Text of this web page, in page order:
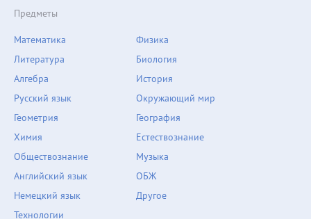
Предметы
Математика
Литература
Алгебра
Русский язык
Геометрия
Химия
Физика
Биология
История
Окружающий мир
География
Естествознание
Обществознание
Английский язык
Немецкий язык
Технологии
Музыка
ОБЖ
Другое